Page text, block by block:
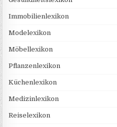
Immobilienlexikon
Modelexikon
Möbellexikon
Pflanzenlexikon
Küchenlexikon
Medizinlexikon
Reiselexikon